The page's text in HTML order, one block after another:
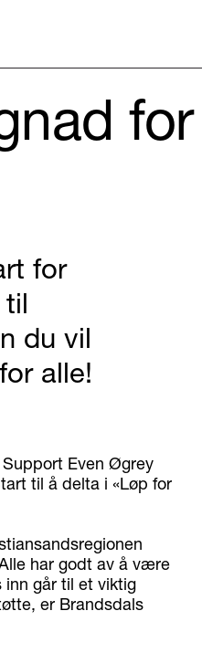
for
for
du vil
alle!
Even Øgrey
til å delta i «Løp for
har godt av å være
inn går til et viktig
er Brandsdals